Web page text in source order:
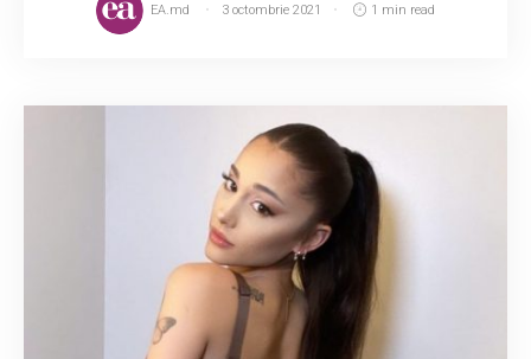
EA.md 3 octombrie 2021 1 min read